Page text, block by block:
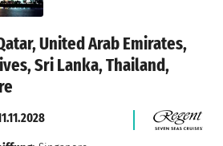
United Arab Emirates,
Sri Lanka, Thailand,